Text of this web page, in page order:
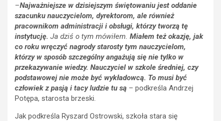
–Najważniejsze w dzisiejszym świętowaniu jest oddanie
szacunku nauczycielom, dyrektorom, ale również
pracownikom administracji i obsługi, którzy tworzą tę
instytucję. Ja dziś o tym mówiłem. Miałem też okazję, jak
co roku wręczyć nagrody starosty tym nauczycielom,
którzy w sposób szczególny angażują się nie tylko w
przekazywanie wiedzy. Nauczyciel w szkole średniej, czy
podstawowej nie może być wykładowcą. To musi być
człowiek z pasją i tacy ludzie tu są – podkreśla Andrzej
Potępa, starosta brzeski.
Jak podkreśla Ryszard Ostrowski, szkoła stara się